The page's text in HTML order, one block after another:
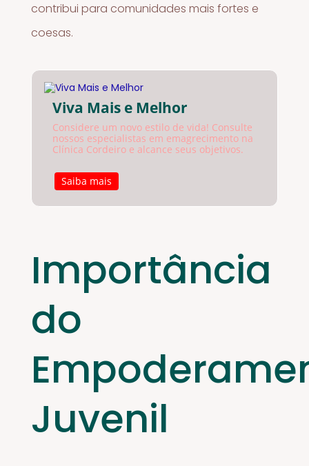
contribui para comunidades mais fortes e
coesas.
Viva Mais e Melhor
Considere um novo estilo de vida! Consulte
nossos especialistas em emagrecimento na
Clínica Cordeiro e alcance seus objetivos.
Saiba mais
Importância
do
Juvenil